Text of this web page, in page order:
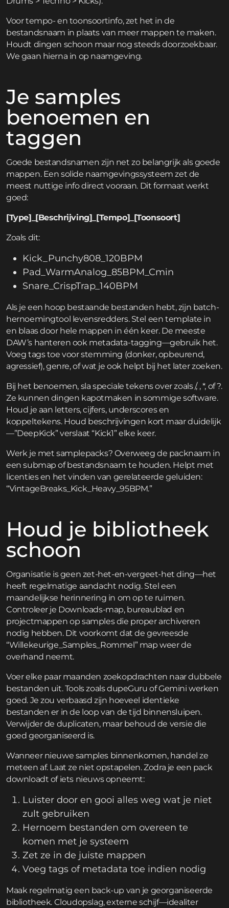
Voor tempo- en toonsoortinfo, zet het in de
bestandsnaam in plaats van meer mappen te maken.
Houdt dingen schoon maar nog steeds doorzoekbaar.
We gaan hierna in op naamgeving.
Je samples
benoemen en
taggen
Goede bestandsnamen zijn net zo belangrijk als goede
mappen. Een solide naamgevingssysteem zet de
meest nuttige info direct vooraan. Dit formaat werkt
goed:
[Type]_[Beschrijving]_[Tempo]_[Toonsoort]
Zoals dit:
Kick_Punchy808_120BPM
Pad_WarmAnalog_85BPM_Cmin
Snare_CrispTrap_140BPM
Als je een hoop bestaande bestanden hebt, zijn batch-
hernoemingtool levensredders. Stel een template in
en blaas door hele mappen in één keer. De meeste
DAW’s hanteren ook metadata-tagging—gebruik het.
Voeg tags toe voor stemming (donker, opbeurend,
agressief), genre, of wat je ook helpt bij het later zoeken.
Bij het benoemen, sla speciale tekens over zoals /, , *, of ?.
Ze kunnen dingen kapotmaken in sommige software.
Houd je aan letters, cijfers, underscores en
koppeltekens. Houd beschrijvingen kort maar duidelijk
—”DeepKick” verslaat “Kick1” elke keer.
Werk je met samplepacks? Overweeg de packnaam in
een submap of bestandsnaam te houden. Helpt met
licenties en het vinden van gerelateerde geluiden:
“VintageBreaks_Kick_Heavy_95BPM.”
Houd je bibliotheek
schoon
Organisatie is geen zet-het-en-vergeet-het ding—het
heeft regelmatige aandacht nodig. Stel een
maandelijkse herinnering in om op te ruimen.
Controleer je Downloads-map, bureaublad en
projectmappen op samples die proper archiveren
nodig hebben. Dit voorkomt dat de gevreesde
“Willekeurige_Samples_Rommel” map weer de
overhand neemt.
Voer elke paar maanden zoekopdrachten naar dubbele
bestanden uit. Tools zoals dupeGuru of Gemini werken
goed. Je zou verbaasd zijn hoeveel identieke
bestanden er in de loop van de tijd binnensluipen.
Verwijder de duplicaten, maar behoud de versie die
goed georganiseerd is.
Wanneer nieuwe samples binnenkomen, handel ze
meteen af. Laat ze niet opstapelen. Zodra je een pack
downloadt of iets nieuws opneemt:
Luister door en gooi alles weg wat je niet
zult gebruiken
Hernoem bestanden om overeen te
komen met je systeem
Zet ze in de juiste mappen
Voeg tags of metadata toe indien nodig
Maak regelmatig een back-up van je georganiseerde
bibliotheek. Cloudopslag, externe schijf—idealiter